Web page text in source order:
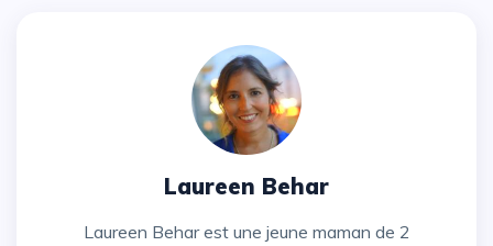
Laureen Behar
Laureen Behar est une jeune maman de 2